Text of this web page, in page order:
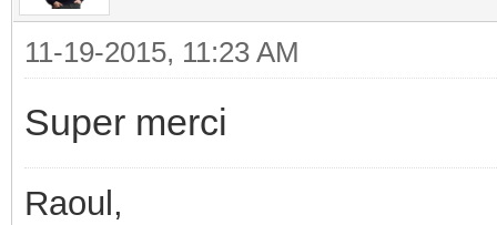
11-19-2015, 11:23 AM
Super merci
Raoul,